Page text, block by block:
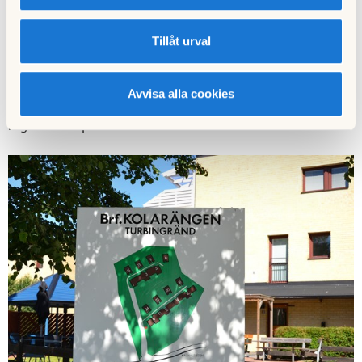
Tillåt urval
Avvisa alla cookies
Föreningen ekonomi administreras av HSB Stockholm. HSB
sköter även vår tekniska förvaltning.
registrera köpeavtalet med mera i HSB Portalen.